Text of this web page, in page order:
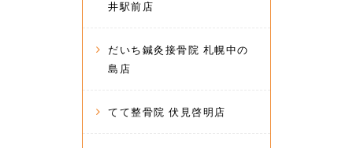
井駅前店
だいち鍼灸接骨院 札幌中の
島店
てて整骨院 伏見啓明店